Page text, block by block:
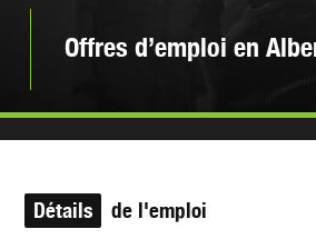
Offres d’emploi en
Détails de l'emploi